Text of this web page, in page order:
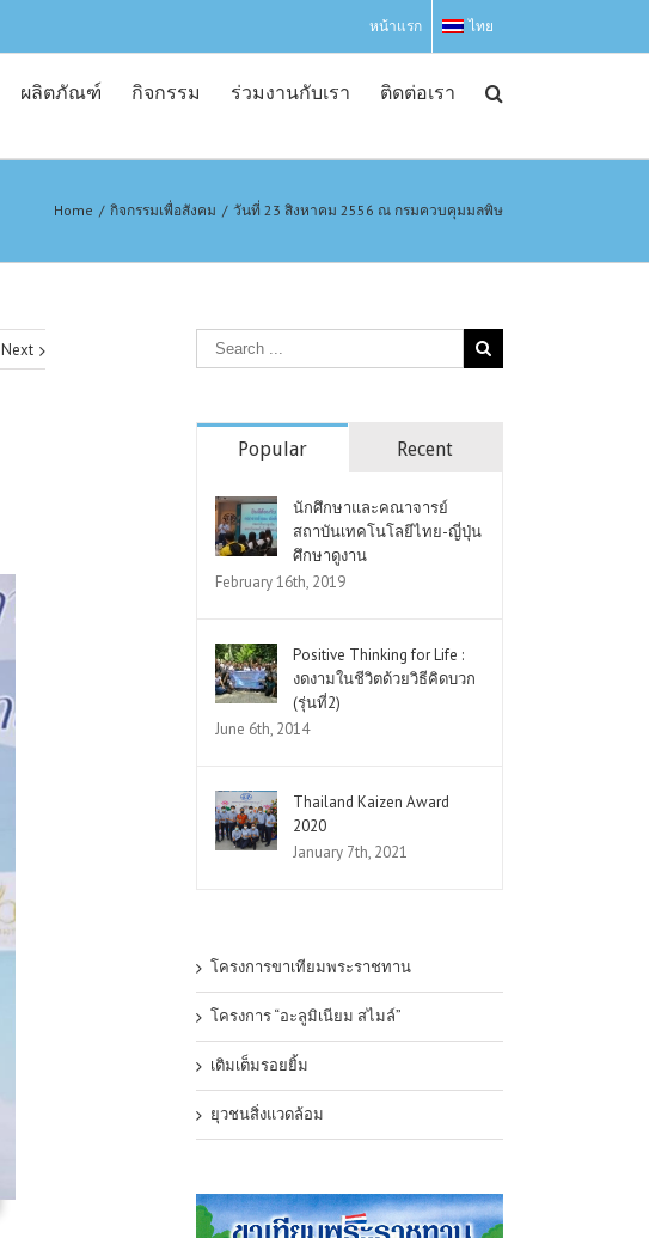
หน้าแรก ไทย
ผลิตภัณฑ์ กิจกรรม ร่วมงานกับเรา ติดต่อเรา
Home / กิจกรรมเพื่อสังคม / วันที่ 23 สิงหาคม 2556 ณ กรมควบคุมมลพิษ
Next
Popular Recent
นักศึกษาและคณาจารย์
สถาบันเทคโนโลยีไทย-ญี่ปุ่น
ศึกษาดูงาน
February 16th, 2019
Positive Thinking for Life :
งดงามในชีวิตด้วยวิธีคิดบวก
(รุ่นที่2)
June 6th, 2014
Thailand Kaizen Award
2020
January 7th, 2021
โครงการขาเทียมพระราชทาน
โครงการ “อะลูมิเนียม สไมล์”
เติมเต็มรอยยิ้ม
ยุวชนสิ่งแวดล้อม